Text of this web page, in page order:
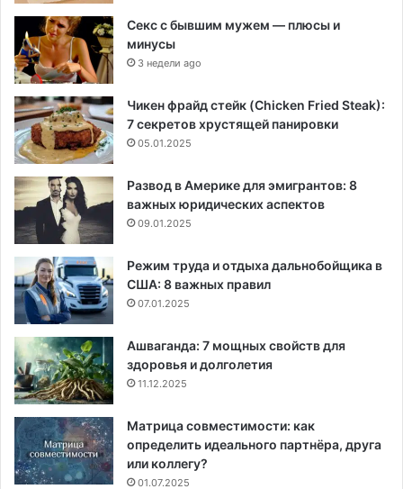
Секс с бывшим мужем — плюсы и
минусы
3 недели ago
Чикен фрайд стейк (Chicken Fried Steak):
7 секретов хрустящей панировки
05.01.2025
Развод в Америке для эмигрантов: 8
важных юридических аспектов
09.01.2025
Режим труда и отдыха дальнобойщика в
США: 8 важных правил
07.01.2025
Ашваганда: 7 мощных свойств для
здоровья и долголетия
11.12.2025
Матрица совместимости: как
определить идеального партнёра, друга
или коллегу?
01.07.2025